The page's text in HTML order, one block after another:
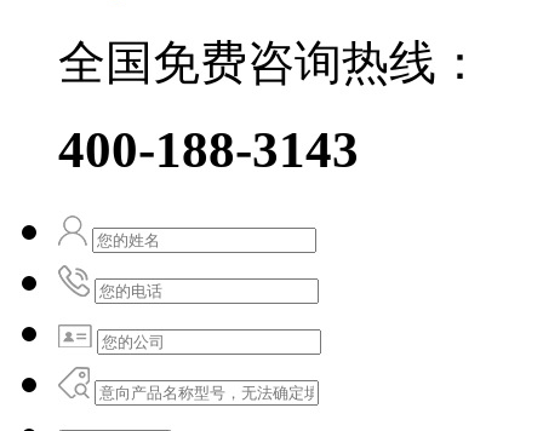
全国免费咨询热线：
400-188-3143